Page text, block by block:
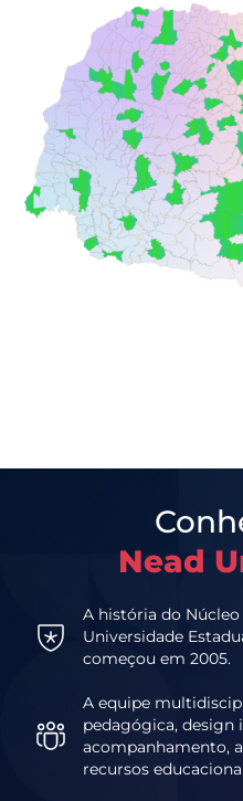
Nead
A história do
Universidade
começou em 2005.
A equipe
pedagógica, design
acompanhamento,
recursos